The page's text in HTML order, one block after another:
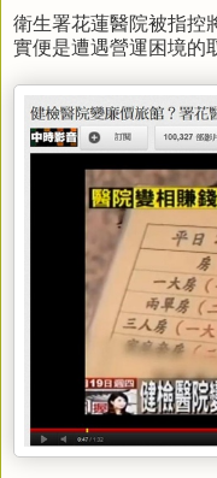
衛生署花蓮醫院被指控
實便是遭遇營運困境的